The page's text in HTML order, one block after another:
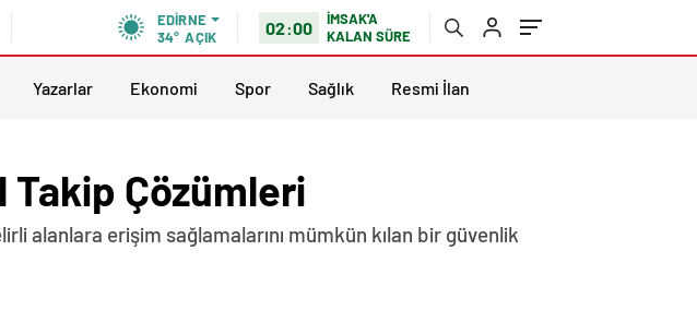
EDIRNE
34° AÇIK 02:00
İMSAK'A
KALAN SÜRE
Yazarlar Ekonomi Spor Sağlık Resmi İlan
Takip Çözümleri
alanlara erişim sağlamalarını mümkün kılan bir güvenlik